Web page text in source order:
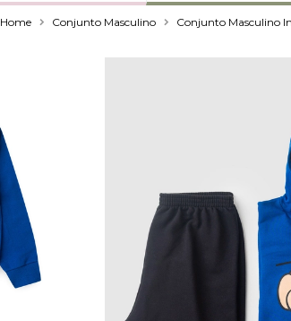
Home Conjunto Masculino Conjunto Masculino